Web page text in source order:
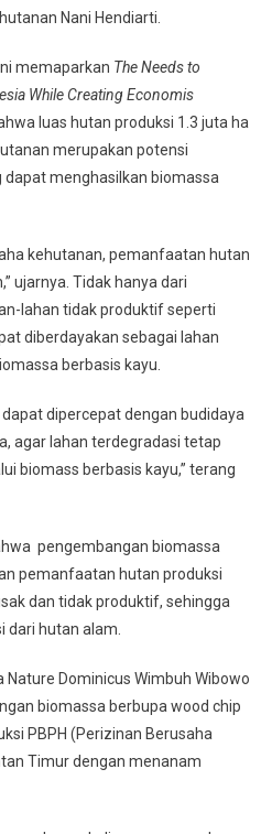
Nani Hendiarti.
memaparkan The Needs to
While Creating Economis
luas hutan produksi 1.3 juta ha
merupakan potensi
menghasilkan biomassa
kehutanan, pemanfaatan hutan
ujarnya. Tidak hanya dari
lahan tidak produktif seperti
diberdayakan sebagai lahan
berbasis kayu.
dipercepat dengan budidaya
agar lahan terdegradasi tetap
biomass berbasis kayu,” terang
pengembangan biomassa
pemanfaatan hutan produksi
dan tidak produktif, sehingga
dari hutan alam.
Dominicus Wimbuh Wibowo
biomassa berbupa wood chip
PBPH (Perizinan Berusaha
Timur dengan menanam